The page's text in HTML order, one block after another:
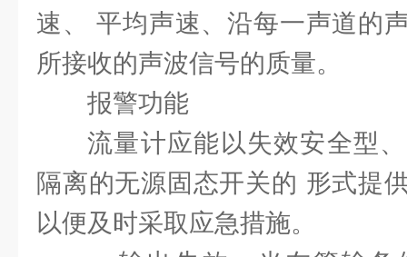
速、 平均声速、沿每一声道的
所接收的声波信号的质量。
报警功能
流量计应能以失效安全型
隔离的无源固态开关的 形式提
以便及时采取应急措施。